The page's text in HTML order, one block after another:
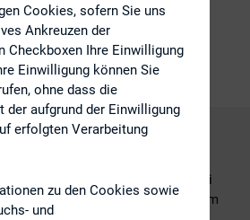
findet auf
Head of Investor Relations bei
, am 5. und 6. Oktober 2017
im
Cookies, sofern Sie uns
Ankreuzen der
Checkboxen Ihre Einwilligung
Einwilligung können Sie
ohne dass die
der aufgrund der Einwilligung
erfolgten Verarbeitung
zu den Cookies sowie
und